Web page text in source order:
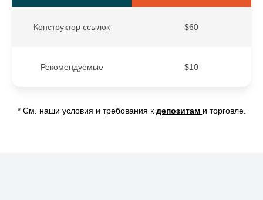
Конструктор ссылок $60
Рекомендуемые $10
* См. наши условия и требования к депозитам и торговле.